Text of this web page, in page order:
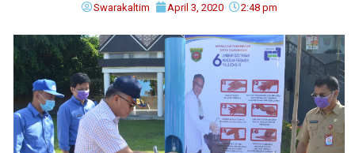
Swarakaltim April 3, 2020 2:48 pm